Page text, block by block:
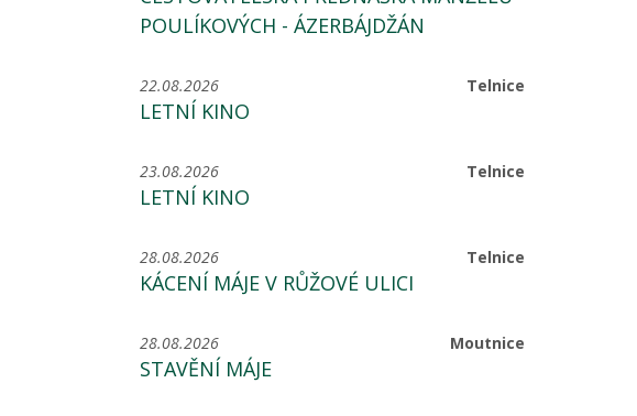
POULÍKOVÝCH - ÁZERBÁJDŽÁN
Telnice
22.08.2026
LETNÍ KINO
Telnice
23.08.2026
LETNÍ KINO
Telnice
28.08.2026
KÁCENÍ MÁJE V RŮŽOVÉ ULICI
Moutnice
28.08.2026
STAVĚNÍ MÁJE